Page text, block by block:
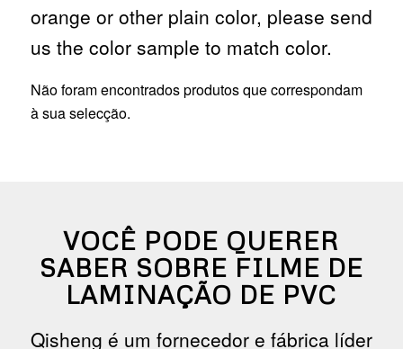
orange or other plain color, please send
us the color sample to match color.
Não foram encontrados produtos que correspondam
à sua selecção.
VOCÊ PODE QUERER
SABER SOBRE FILME DE
LAMINAÇÃO DE PVC
Qisheng é um fornecedor e fábrica líder